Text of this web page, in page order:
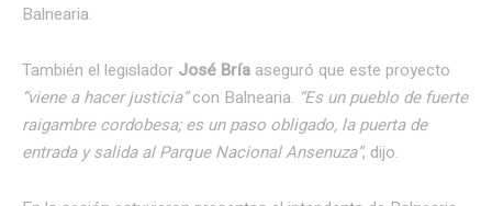
Balnearia.
También el legislador José Bría aseguró que este proyecto
“viene a hacer justicia”con Balnearia. “Es un pueblo de fuerte
raigambre cordobesa; es un paso obligado, la puerta de
entrada y salida al Parque Nacional Ansenuza”, dijo.